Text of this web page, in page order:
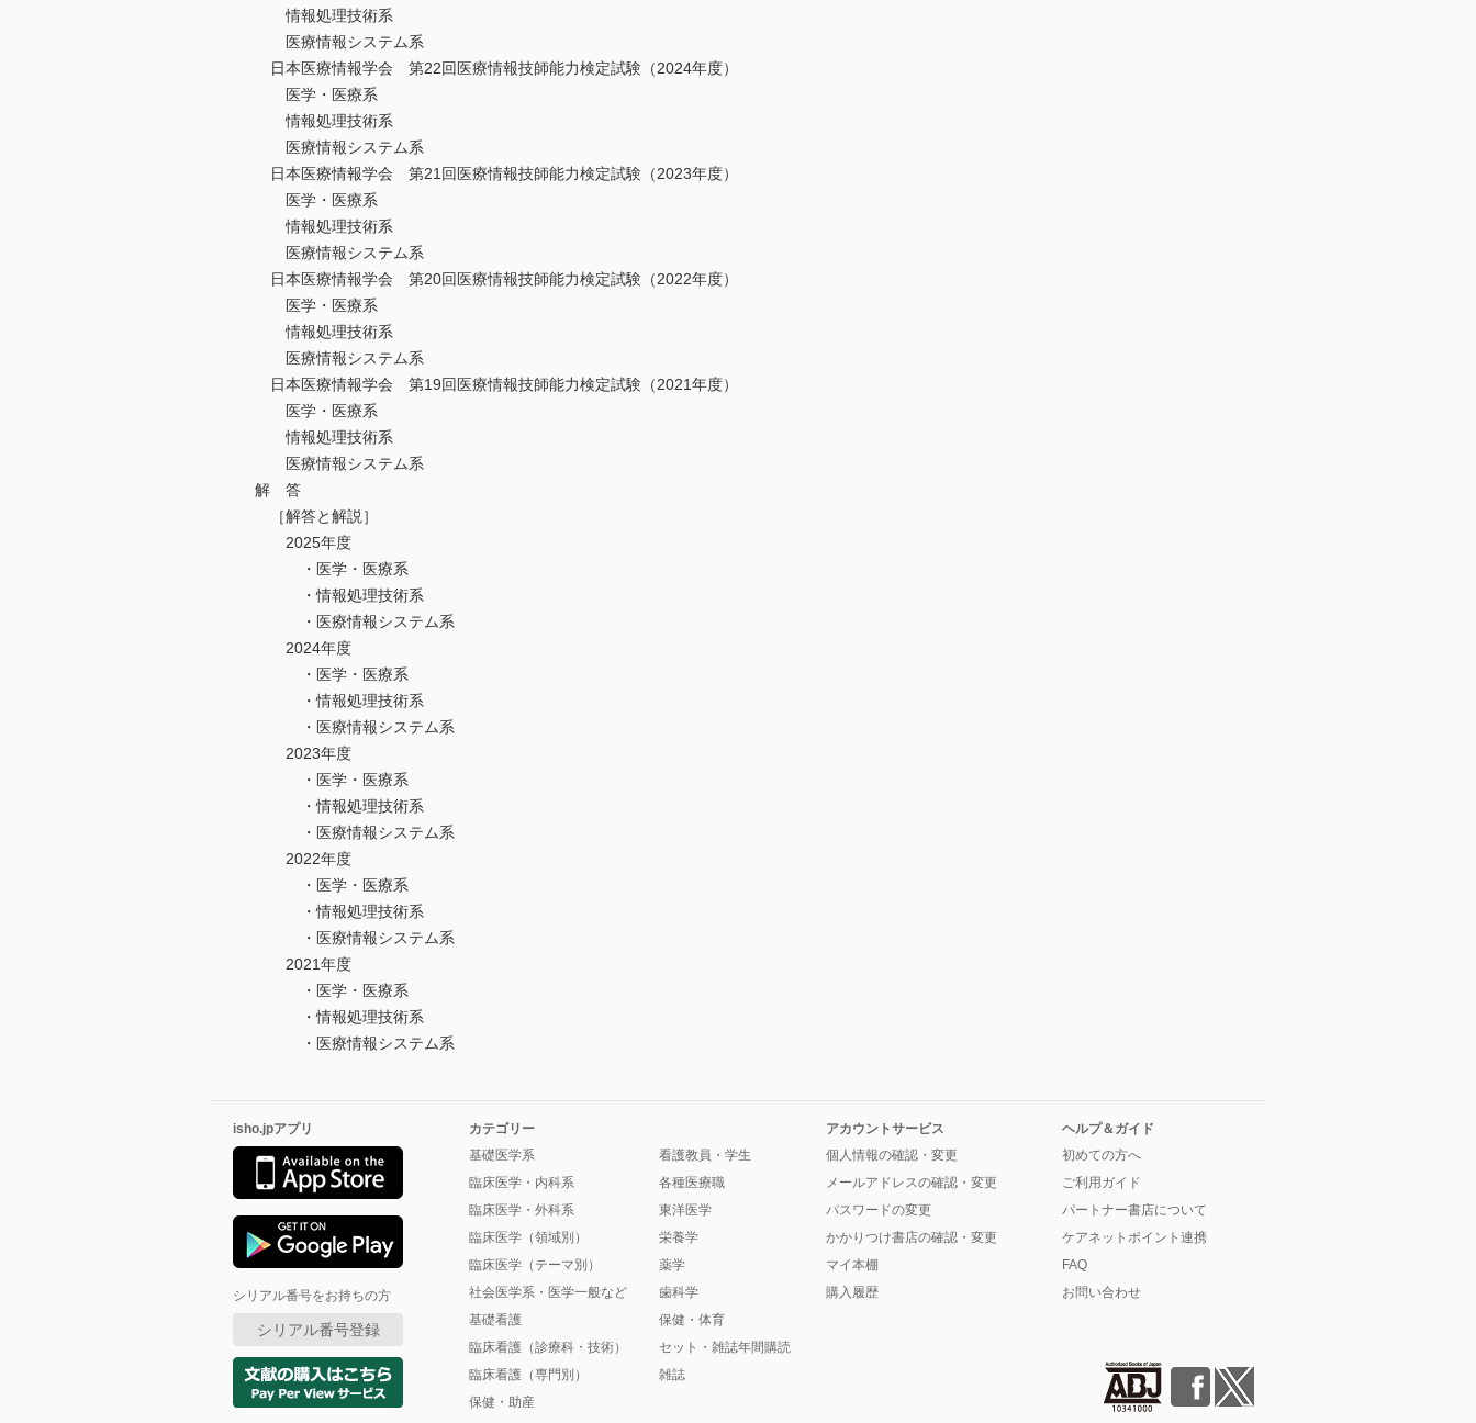
情報処理技術系
医療情報システム系
日本医療情報学会 第22回医療情報技師能力検定試験（2024年度）
医学・医療系
情報処理技術系
医療情報システム系
日本医療情報学会 第21回医療情報技師能力検定試験（2023年度）
医学・医療系
情報処理技術系
医療情報システム系
日本医療情報学会 第20回医療情報技師能力検定試験（2022年度）
医学・医療系
情報処理技術系
医療情報システム系
日本医療情報学会 第19回医療情報技師能力検定試験（2021年度）
医学・医療系
情報処理技術系
医療情報システム系
解 答
［解答と解説］
2025年度
・医学・医療系
・情報処理技術系
・医療情報システム系
2024年度
・医学・医療系
・情報処理技術系
・医療情報システム系
2023年度
・医学・医療系
・情報処理技術系
・医療情報システム系
2022年度
・医学・医療系
・情報処理技術系
・医療情報システム系
2021年度
・医学・医療系
・情報処理技術系
・医療情報システム系
isho.jpアプリ
シリアル番号をお持ちの方
シリアル番号登録
カテゴリー
基礎医学系
臨床医学・内科系
臨床医学・外科系
臨床医学（領域別）
臨床医学（テーマ別）
社会医学系・医学一般など
基礎看護
臨床看護（診療科・技術）
臨床看護（専門別）
保健・助産
看護教員・学生
各種医療職
東洋医学
栄養学
薬学
歯科学
保健・体育
セット・雑誌年間購読
雑誌
アカウントサービス
個人情報の確認・変更
メールアドレスの確認・変更
パスワードの変更
かかりつけ書店の確認・変更
マイ本棚
購入履歴
ヘルプ＆ガイド
初めての方へ
ご利用ガイド
パートナー書店について
ケアネットポイント連携
FAQ
お問い合わせ